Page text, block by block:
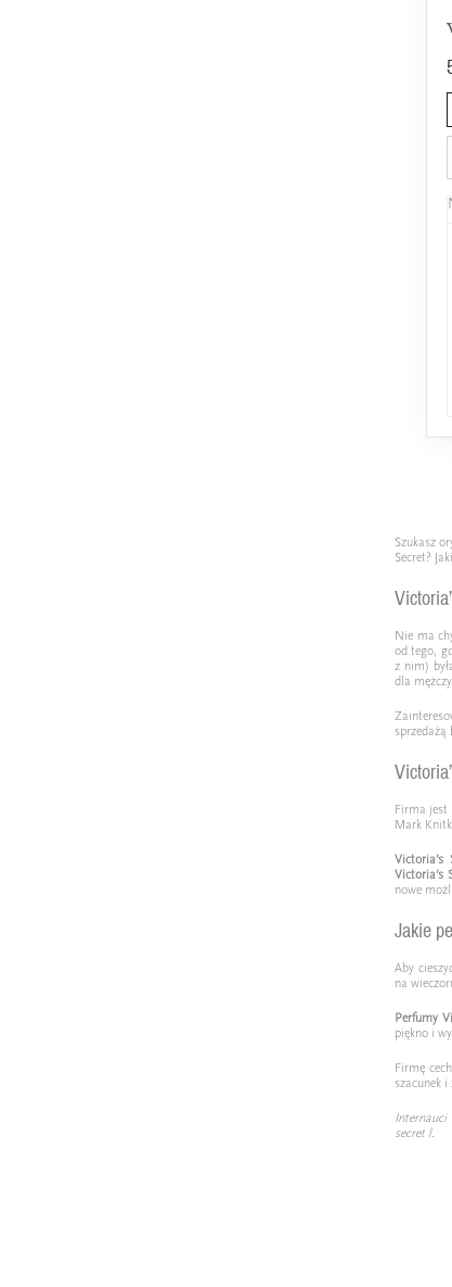
Szukasz
Secret?
Nie ma
od tego,
z nim)
dla
sprzedażą
Firma jest
Mark
Victoria’s
Victoria’s
nowe
Jakie
Aby
na
Perfumy
piękno i
Firmę
szacunek
Internauci
secret l.